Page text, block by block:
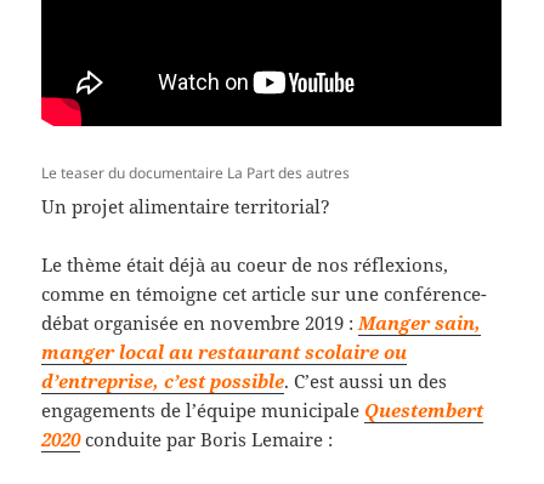
Le teaser du documentaire La Part des autres
Un projet alimentaire territorial?
Le thème était déjà au coeur de nos réflexions,
comme en témoigne cet article sur une conférence-
débat organisée en novembre 2019 :Manger sain,
manger local au restaurant scolaire ou
d’entreprise, c’est possible. C’est aussi un des
engagements de l’équipe municipale Questembert
2020conduite par Boris Lemaire :